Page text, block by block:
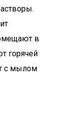
в
горячей
с мылом